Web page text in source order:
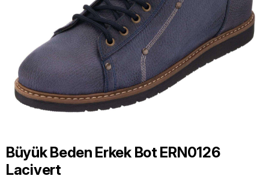
Büyük Beden Erkek Bot ERN0126
Lacivert